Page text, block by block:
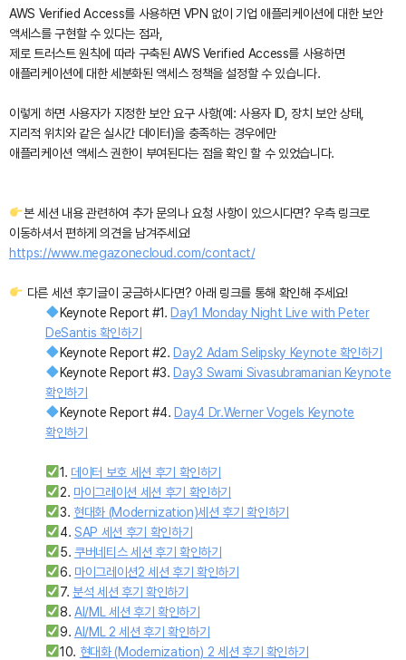
AWS Verified Access를 사용하면 VPN 없이 기업 애플리케이션에 대한 보안
액세스를 구현할 수 있다는 점과,
제로 트러스트 원칙에 따라 구축된 AWS Verified Access를 사용하면
애플리케이션에 대한 세분화된 액세스 정책을 설정할 수 있습니다.
이렇게 하면 사용자가 지정한 보안 요구 사항(예: 사용자 ID, 장치 보안 상태,
지리적 위치와 같은 실시간 데이터)을 충족하는 경우에만
애플리케이션 액세스 권한이 부여된다는 점을 확인 할 수 있었습니다.
본 세션 내용 관련하여 추가 문의나 요청 사항이 있으시다면? 우측 링크로
이동하셔서 편하게 의견을 남겨주세요!
https://www.megazonecloud.com/contact/
다른 세션 후기글이 궁금하시다면? 아래 링크를 통해 확인해 주세요!
Keynote Report #1.Day1 Monday Night Live with Peter
DeSantis 확인하기
Keynote Report #2.Day2 Adam Selipsky Keynote 확인하기
Keynote Report #3.Day3 Swami Sivasubramanian Keynote
확인하기
Keynote Report #4.Day4 Dr.Werner Vogels Keynote
확인하기
1. 데이터 보호 세션 후기 확인하기
2. 마이그레이션 세션 후기 확인하기
3. 현대화 (Modernization)세션 후기 확인하기
4.SAP 세션 후기 확인하기
5.쿠버네티스 세션 후기 확인하기
6. 마이그레이션2 세션 후기 확인하기
7.분석 세션 후기 확인하기
8.AI/ML 세션 후기 확인하기
9.AI/ML 2 세션 후기 확인하기
10. 현대화 (Modernization) 2 세션 후기 확인하기